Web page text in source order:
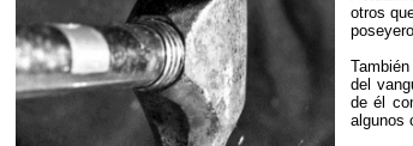
otros
del
de él
algunos